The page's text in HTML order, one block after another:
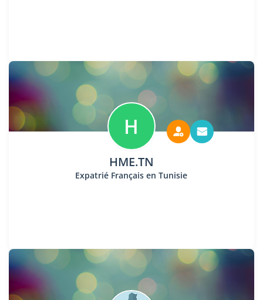
H
HME.TN
Expatrié Français en Tunisie